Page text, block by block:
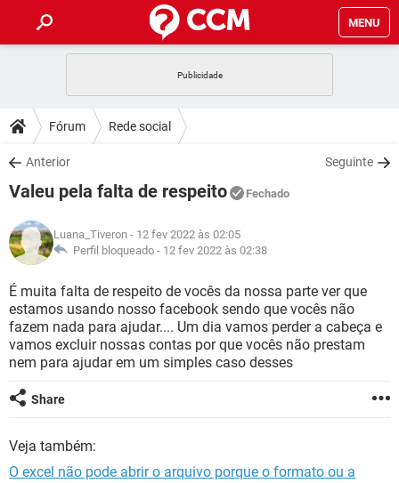
MENU
CELULAR
OUTLOOK
INSTAGRAM GMAIL
GUIA DE COMPRAS
DICAS
JOGOS
INSTAGRAM GMAIL
GUIA DE COMPRAS
DOWNLOADS
JOGOS WHATSAPP
CELULAR
OUTLOOK EXCEL
INSTAGRAM GMAIL
GUIA DE COMPRAS
JOGOS WHATSAPP
CELULAR
OUTLOOK EXCEL
INSTAGRAM GMAIL
GUIA DE COMPRAS
GLOSSÁRIO
JOGOS WHATSAPP
CELULAR FACEBOOK
OUTLOOK EXCEL
INSTAGRAM
GUIA DE COMPRAS
Fórum Rede social
Anterior Seguinte
Valeu pela falta de respeito Fechado
Luana_Tiveron - 12 fev 2022 às 02:05
Perfil bloqueado - 12 fev 2022 às 02:38
É muita falta de respeito de vocês da nossa parte ver que
estamos usando nosso facebook sendo que vocês não
fazem nada para ajudar.... Um dia vamos perder a cabeça e
vamos excluir nossas contas por que vocês não prestam
nem para ajudar em um simples caso desses
Share
Veja também:
O excel não pode abrir o arquivo porque o formato ou a